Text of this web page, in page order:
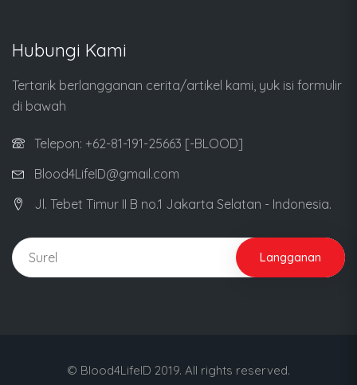
Hubungi Kami
Tertarik berlangganan cerita/artikel kami, yuk isi formulir
di bawah
Telepon: +62-81-191-25663 [-BLOOD]
Blood4LifeID@gmail.com
Jl. Tebet Timur II B no.1 Jakarta Selatan - Indonesia.
Langganan
© Blood4LifeID 2019. All rights reserved.